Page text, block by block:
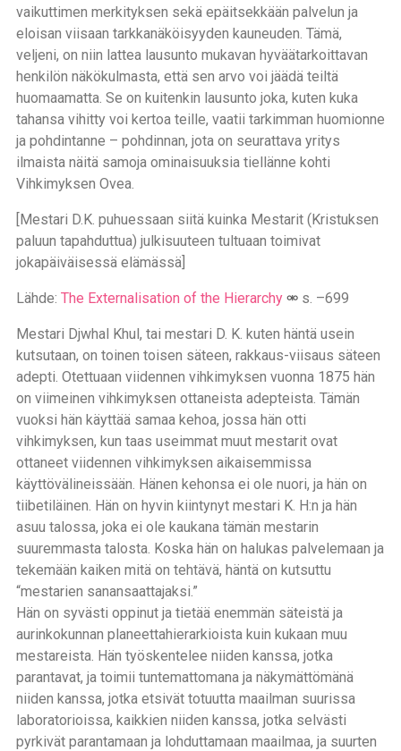
vaikuttimen merkityksen sekä epäitsekkään palvelun ja
eloisan viisaan tarkkanäköisyyden kauneuden. Tämä,
veljeni, on niin lattea lausunto mukavan hyväätarkoittavan
henkilön näkökulmasta, että sen arvo voi jäädä teiltä
huomaamatta. Se on kuitenkin lausunto joka, kuten kuka
tahansa vihitty voi kertoa teille, vaatii tarkimman huomionne
ja pohdintanne – pohdinnan, jota on seurattava yritys
ilmaista näitä samoja ominaisuuksia tiellänne kohti
Vihkimyksen Ovea.
[Mestari D.K. puhuessaan siitä kuinka Mestarit (Kristuksen
paluun tapahduttua) julkisuuteen tultuaan toimivat
jokapäiväisessä elämässä]
Lähde: The Externalisation of the Hierarchy s. –699
Mestari Djwhal Khul, tai mestari D. K. kuten häntä usein
kutsutaan, on toinen toisen säteen, rakkaus-viisaus säteen
adepti. Otettuaan viidennen vihkimyksen vuonna 1875 hän
on viimeinen vihkimyksen ottaneista adepteista. Tämän
vuoksi hän käyttää samaa kehoa, jossa hän otti
vihkimyksen, kun taas useimmat muut mestarit ovat
ottaneet viidennen vihkimyksen aikaisemmissa
käyttövälineissään. Hänen kehonsa ei ole nuori, ja hän on
tiibetiläinen. Hän on hyvin kiintynyt mestari K. H:n ja hän
asuu talossa, joka ei ole kaukana tämän mestarin
suuremmasta talosta. Koska hän on halukas palvelemaan ja
tekemään kaiken mitä on tehtävä, häntä on kutsuttu
“mestarien sanansaattajaksi.”
Hän on syvästi oppinut ja tietää enemmän säteistä ja
aurinkokunnan planeettahierarkioista kuin kukaan muu
mestareista. Hän työskentelee niiden kanssa, jotka
parantavat, ja toimii tuntemattomana ja näkymättömänä
niiden kanssa, jotka etsivät totuutta maailman suurissa
laboratorioissa, kaikkien niiden kanssa, jotka selvästi
pyrkivät parantamaan ja lohduttamaan maailmaa, ja suurten